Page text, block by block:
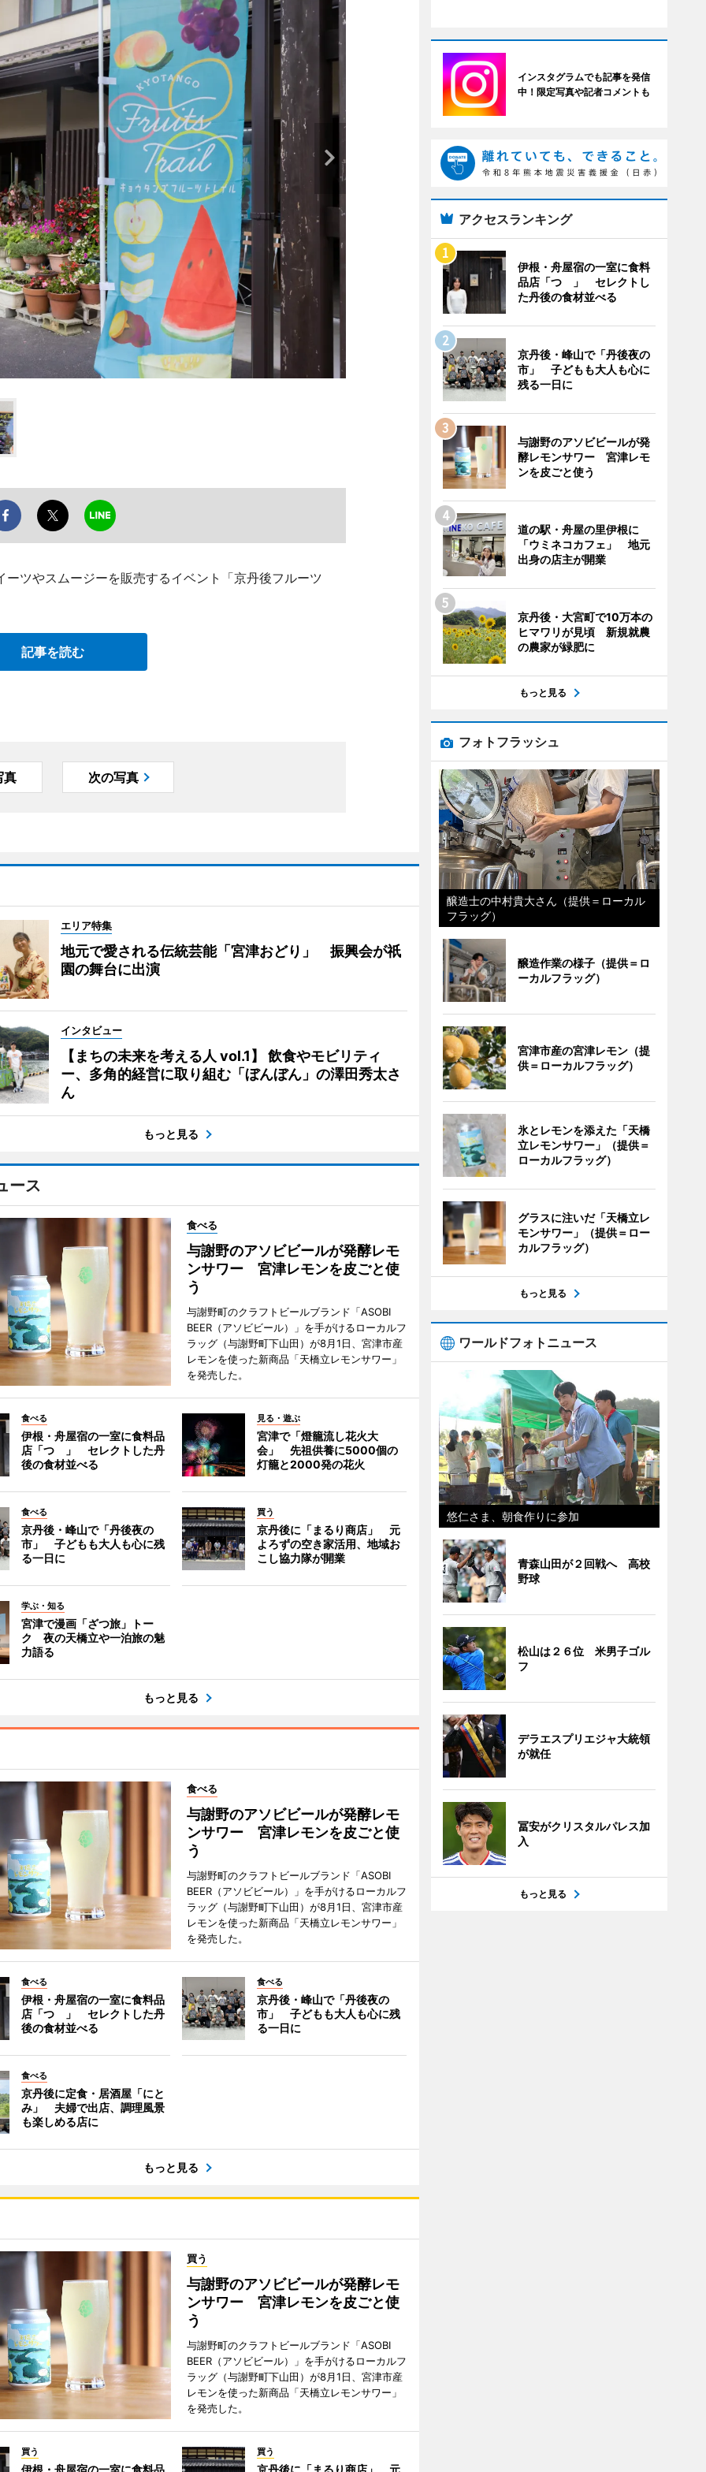
ツやスムージーを販売するイベント「京丹後フルーツ
記事を読む
真 次の写真
エリア特集
地元で愛される伝統芸能「宮津おどり」 振興会が祇
園の舞台に出演
インタビュー
【まちの未来を考える人 vol.1】 飲食やモビリティ
ー、多角的経営に取り組む「ぼんぼん」の澤田秀太さ
ん
もっと見る
ース
食べる
与謝野のアソビビールが発酵レモ
ンサワー 宮津レモンを皮ごと使
う
与謝野町のクラフトビールブランド「ASOBI
BEER（アソビビール）」を手がけるローカルフ
ラッグ（与謝野町下山田）が8月1日、宮津市産
レモンを使った新商品「天橋立レモンサワー」
を発売した。
食べる
伊根・舟屋宿の一室に食料品
店「つゝ」 セレクトした丹
後の食材並べる
見る・遊ぶ
宮津で「燈籠流し花火大
会」 先祖供養に5000個の
灯籠と2000発の花火
食べる
京丹後・峰山で「丹後夜の
市」 子どもも大人も心に残
る一日に
買う
京丹後に「まるり商店」 元
よろずの空き家活用、地域お
こし協力隊が開業
学ぶ・知る
宮津で漫画「ざつ旅」トー
ク 夜の天橋立や一泊旅の魅
力語る
もっと見る
食べる
与謝野のアソビビールが発酵レモ
ンサワー 宮津レモンを皮ごと使
う
与謝野町のクラフトビールブランド「ASOBI
BEER（アソビビール）」を手がけるローカルフ
ラッグ（与謝野町下山田）が8月1日、宮津市産
レモンを使った新商品「天橋立レモンサワー」
を発売した。
食べる
伊根・舟屋宿の一室に食料品
店「つゝ」 セレクトした丹
後の食材並べる
食べる
京丹後・峰山で「丹後夜の
市」 子どもも大人も心に残
る一日に
食べる
京丹後に定食・居酒屋「にと
み」 夫婦で出店、調理風景
も楽しめる店に
もっと見る
買う
与謝野のアソビビールが発酵レモ
ンサワー 宮津レモンを皮ごと使
う
与謝野町のクラフトビールブランド「ASOBI
BEER（アソビビール）」を手がけるローカルフ
ラッグ（与謝野町下山田）が8月1日、宮津市産
レモンを使った新商品「天橋立レモンサワー」
を発売した。
買う
伊根・舟屋宿の一室に食料品
買う
京丹後に「まるり商店」 元
インスタグラムでも記事を発信
中！限定写真や記者コメントも
アクセスランキング
伊根・舟屋宿の一室に食料
品店「つゝ」 セレクトし
た丹後の食材並べる
京丹後・峰山で「丹後夜の
市」 子どもも大人も心に
残る一日に
与謝野のアソビビールが発
酵レモンサワー 宮津レモ
ンを皮ごと使う
道の駅・舟屋の里伊根に
「ウミネコカフェ」 地元
出身の店主が開業
京丹後・大宮町で10万本の
ヒマワリが見頃 新規就農
の農家が緑肥に
もっと見る
フォトフラッシュ
醸造士の中村貴大さん（提供＝ローカル
フラッグ）
醸造作業の様子（提供＝ロ
ーカルフラッグ）
宮津市産の宮津レモン（提
供＝ローカルフラッグ）
氷とレモンを添えた「天橋
立レモンサワー」（提供＝
ローカルフラッグ）
グラスに注いだ「天橋立レ
モンサワー」（提供＝ロー
カルフラッグ）
もっと見る
ワールドフォトニュース
悠仁さま、朝食作りに参加
青森山田が２回戦へ 高校
野球
松山は２６位 米男子ゴル
フ
デラエスプリエジャ大統領
が就任
冨安がクリスタルパレス加
入
もっと見る